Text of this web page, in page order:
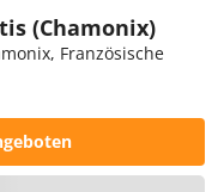
(Chamonix)
Französische